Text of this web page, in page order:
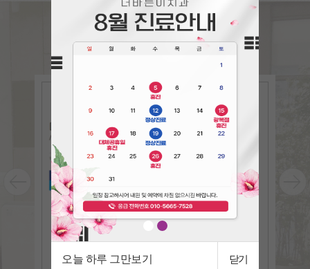
언론속의더바른이
The bareun-e in the press
오늘 하루 그만보기 닫기